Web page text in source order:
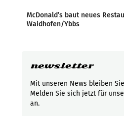
McDonald’s baut neues
Waidhofen/Ybbs
newsletter
Mit unseren News bleiben
Melden Sie sich jetzt für
an.